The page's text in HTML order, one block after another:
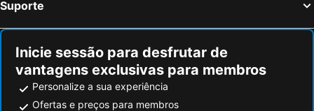
Suporte
Inicie sessão para desfrutar de
vantagens exclusivas para membros
Personalize a sua experiência
Ofertas e preços para membros